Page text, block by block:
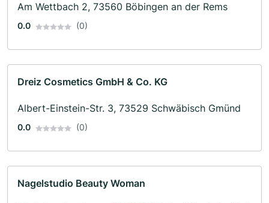
Am Wettbach 2, 73560 Böbingen an der Rems
0.0 (0)
Dreiz Cosmetics GmbH & Co. KG
Albert-Einstein-Str. 3, 73529 Schwäbisch Gmünd
0.0 (0)
Nagelstudio Beauty Woman